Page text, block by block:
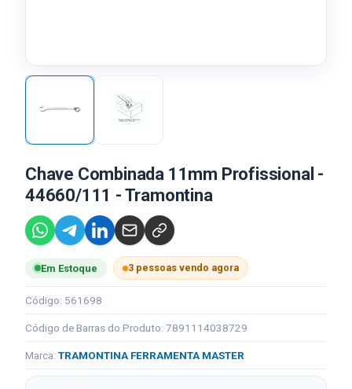
Chave Combinada 11mm Profissional -
44660/111 - Tramontina
Em Estoque 3 pessoas vendo agora
Código: 561698
Código de Barras do Produto: 7891114038729
Marca: TRAMONTINA FERRAMENTA MASTER